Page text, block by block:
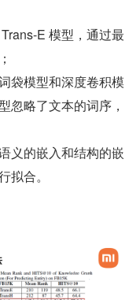
E 模型，通过最
袋模型和深度卷积模
忽略了文本的词序，
义的嵌入和结构的嵌
拟合。